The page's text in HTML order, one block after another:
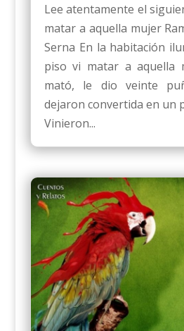
Lee atentamente el
matar a aquella mujer
Serna En la habitación
piso vi matar a aquella
mató, le dio veinte
dejaron convertida en un
Vinieron...